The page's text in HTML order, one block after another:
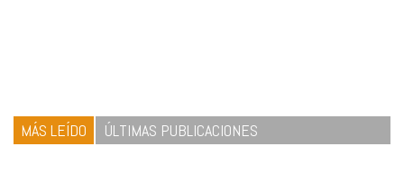
MÁS LEÍDO ÚLTIMAS PUBLICACIONES